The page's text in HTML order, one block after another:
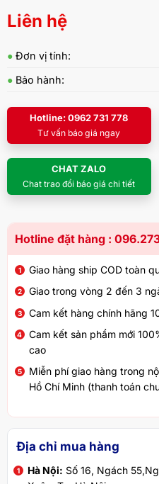
Liên hệ
● Đơn vị tính:
● Bảo hành:
Hotline: 0962 731 778
Tư vấn báo giá ngay
CHAT ZALO
Chat trao đổi báo giá chi tiết
Hotline đặt hàng :
Giao hàng ship COD toàn
Giao trong vòng 2 đến 3
Cam kết hàng chính hãng
Cam kết sản phẩm mới
cao
Miễn phí giao hàng trong
Hồ Chí Minh (thanh toán
Địa chỉ mua hàng
Hà Nội: Số 16, Ngách